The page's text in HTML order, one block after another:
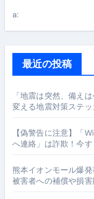
a:
最近の投稿
「地震は突然、備え
変える地震対策ステッ
【偽警告に注意】「
へ連絡」は詐欺！今
熊本イオンモール爆
被害者への補償や損